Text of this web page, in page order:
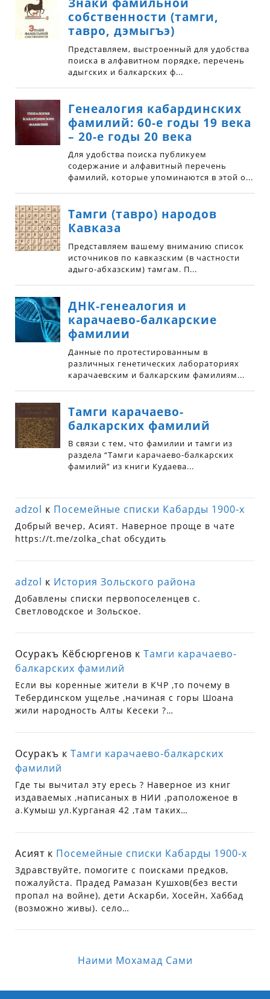
adzol к Посемейные списки Кабарды 1900-х
Добрый вечер, Асият. Наверное проще в чате
https://t.me/zolka_chat обсудить
adzol к История Зольского района
Добавлены списки первопоселенцев с.
Светловодское и Зольское.
Осуракъ Кёбсюргенов кТамги карачаево-
балкарских фамилий
Если вы коренные жители в КЧР ,то почему в
Тебердинском ущелье ,начиная с горы Шоана
жили народность Алты Кесеки ?…
Осуракъ кТамги карачаево-балкарских
фамилий
Где ты вычитал эту ересь ? Наверное из книг
издаваемых ,написаных в НИИ ,раположеное в
а.Кумыш ул.Курганая 42 ,там таких…
Асият к Посемейные списки Кабарды 1900-х
Здравствуйте, помогите с поисками предков,
пожалуйста. Прадед Рамазан Кушхов(без вести
пропал на войне), дети Аскарби, Хосейн, Хаббад
(возможно живы). село…
Наими Мохамад Сами